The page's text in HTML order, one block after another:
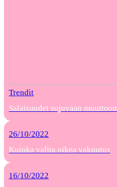
Trendit
Salaisuudet sujuvaan muuttoon
26/10/2022
Kuinka valita oikea vakuutus
16/10/2022